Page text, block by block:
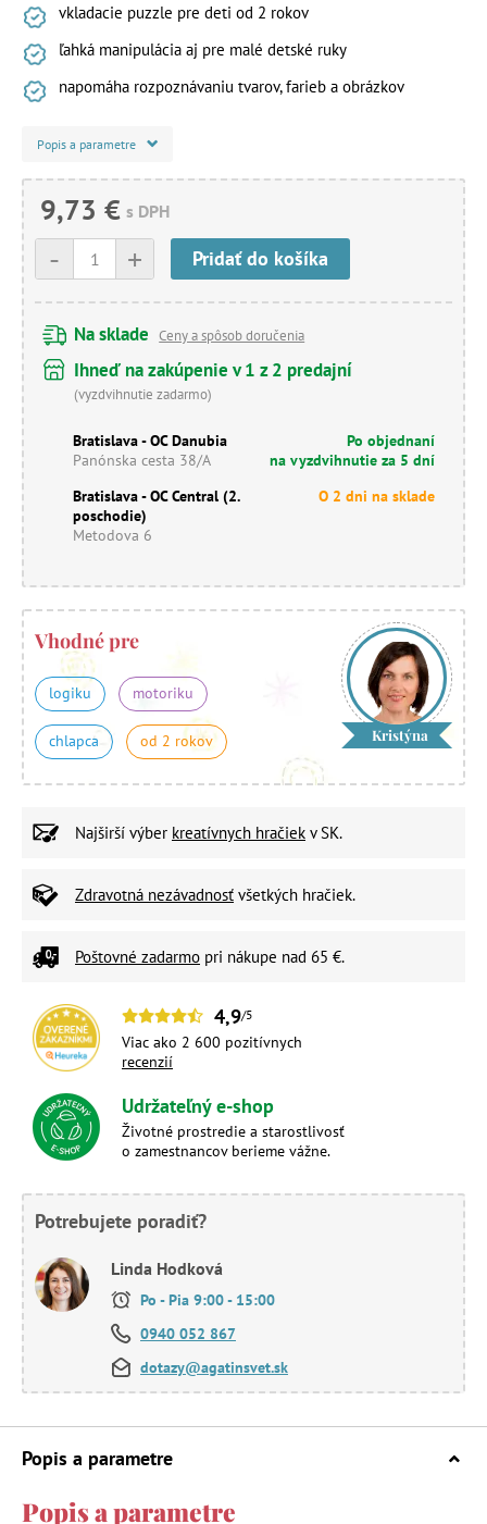
vkladacie puzzle pre deti od 2 rokov
ľahká manipulácia aj pre malé detské ruky
napomáha rozpoznávaniu tvarov, farieb a obrázkov
Popis a parametre
9,73 € s DPH
+
- Pridať do košíka
Na sklade Ceny a spôsob doručenia
Ihneď na zakúpenie v 1 z 2 predajní
(vyzdvihnutie zadarmo)
Bratislava - OC Danubia
Panónska cesta 38/A
Po objednaní
na vyzdvihnutie za 5 dní
Bratislava - OC Central (2.
poschodie)
Metodova 6
O 2 dni na sklade
Vhodné pre
logiku motoriku
chlapca od 2 rokov Kristýna
Najširší výber kreatívnych hračiek v SK.
Zdravotná nezávadnosť všetkých hračiek.
Poštovné zadarmo pri nákupe nad 65 €.
4,9/5
Viac ako 2 600 pozitívnych
recenzií
Udržateľný e-shop
Životné prostredie a starostlivosť
o zamestnancov berieme vážne.
Potrebujete poradiť?
Linda Hodková
Po - Pia 9:00 - 15:00
0940 052 867
dotazy@agatinsvet.sk
Popis a parametre
Popis a parametre